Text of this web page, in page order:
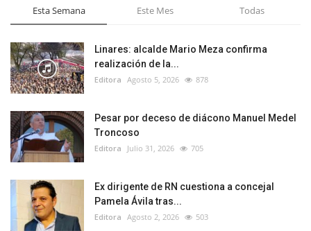
Esta Semana Este Mes Todas
Linares: alcalde Mario Meza confirma
realización de la...
Editora Agosto 5, 2026 878
Pesar por deceso de diácono Manuel Medel
Troncoso
Editora Julio 31, 2026 705
Ex dirigente de RN cuestiona a concejal
Pamela Ávila tras...
Editora Agosto 2, 2026 503